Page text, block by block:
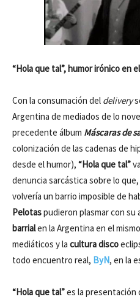
“Hola que tal”, humor irónico en
Con la consumación del delivery
Argentina de mediados de lo
precedente álbum Máscaras de
colonización de las cadenas de
desde el humor), “Hola que tal”
denuncia sarcástica sobre lo
volvería un barrio imposible de
Pelotaspudieron plasmar con su
barrialen la Argentina en el
mediáticos y la cultura disco
todo encuentro real, ByN, en la
“Hola que tal”es la presentación